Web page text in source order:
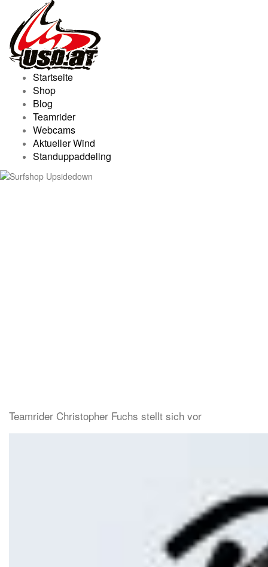
content
Startseite
Shop
Blog
Teamrider
Webcams
Aktueller Wind
Standuppaddeling
Teamrider Christopher Fuchs stellt sich vor